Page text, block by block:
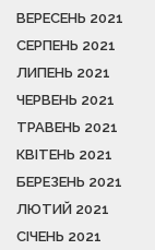
ВЕРЕСЕНЬ 2021
СЕРПЕНЬ 2021
ЛИПЕНЬ 2021
ЧЕРВЕНЬ 2021
ТРАВЕНЬ 2021
КВІТЕНЬ 2021
БЕРЕЗЕНЬ 2021
ЛЮТИЙ 2021
СІЧЕНЬ 2021